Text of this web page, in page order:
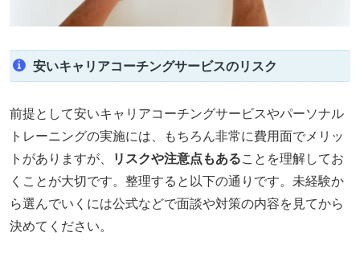
安いキャリアコーチングサービスのリスク
前提として安いキャリアコーチングサービスやパーソナル
トレーニングの実施には、もちろん非常に費用面でメリッ
トがありますが、
リスクや注意点もあることを理解してお
くことが大切です。整理すると以下の通りです。未経験か
ら選んでいくには公式などで面談や対策の内容を見てから
決めてください。